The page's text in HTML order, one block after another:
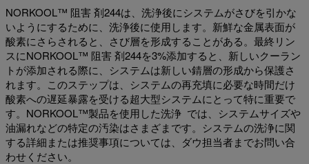
NORKOOL™ 阻害 剤244は、洗浄後にシステムがさびを引かな
いようにするために、洗浄後に使用します。新鮮な金属表面が
酸素にさらされると、さび層を形成することがある。最終リン
スにNORKOOL™ 阻害 剤244を3%添加すると、新しいクーラン
トが添加される際に、システムは新しい錆層の形成から保護さ
れます。このステップは、システムの再充填に必要な時間だけ
酸素への遅延暴露を受ける超大型システムにとって特に重要で
す。NORKOOL™製品を使用した洗浄 では、システムサイズや
油漏れなどの特定の汚染はさまざまです。システムの洗浄に関
する詳細または推奨事項については、ダウ担当者までお問い合
わせください。